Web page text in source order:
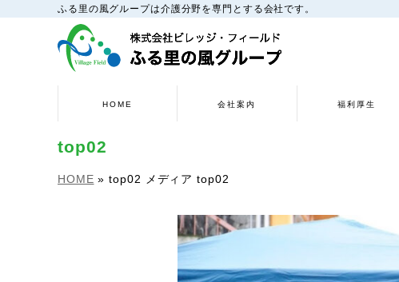
ふる里の風グループは介護分野を専門とする会社です。
HOME 会社案内 福利厚生
top02
HOME » top02 メディア top02